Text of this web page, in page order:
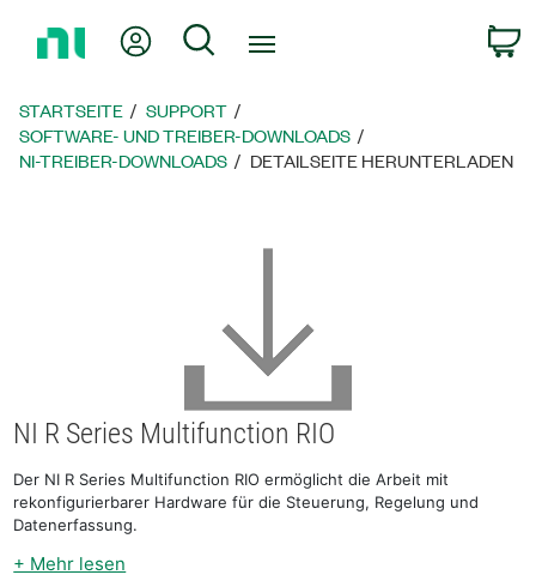
zur
Mein KontoSuche
STARTSEITE
SUPPORT
SOFTWARE- UND TREIBER-DOWNLOADS
NI-TREIBER-DOWNLOADS
DETAILSEITE HERUNTERLADEN
NI R Series Multifunction RIO
Der NI R Series Multifunction RIO ermöglicht die Arbeit mit
rekonfigurierbarer Hardware für die Steuerung, Regelung und
Datenerfassung.
+ Mehr lesen